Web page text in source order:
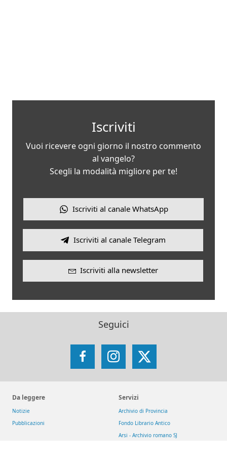
Iscriviti
Vuoi ricevere ogni giorno il nostro commento
al vangelo?
Scegli la modalità migliore per te!
Iscriviti al canale WhatsApp
Iscriviti al canale Telegram
Iscriviti alla newsletter
Seguici
FacebookInstagram
X
Da leggere
Notizie
Pubblicazioni
Servizi
Archivio di Provincia
Fondo Librario Antico
Arsi - Archivio romano SJ